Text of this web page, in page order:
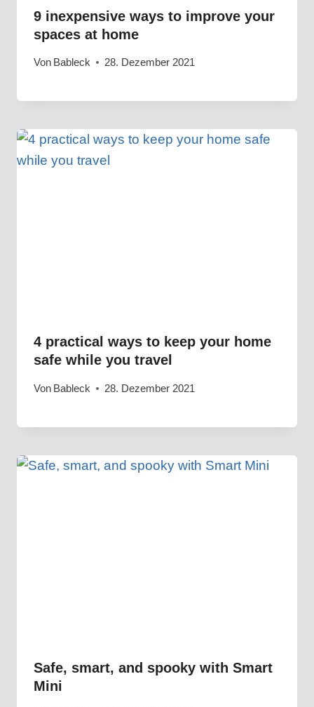
9 inexpensive ways to improve your
spaces at home
Von Bableck 28. Dezember 2021
4 practical ways to keep your home
safe while you travel
Von Bableck 28. Dezember 2021
Safe, smart, and spooky with Smart
Mini